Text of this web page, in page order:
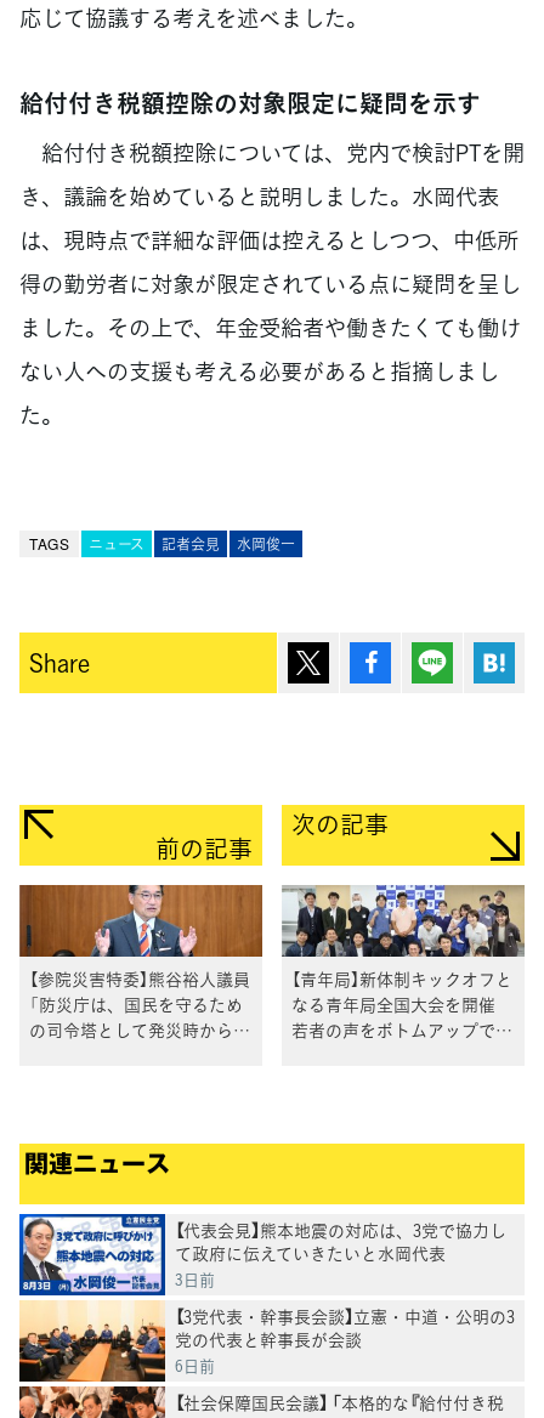
応じて協議する考えを述べました。
給付付き税額控除の対象限定に疑問を示す
給付付き税額控除については、党内で検討PTを開
き、議論を始めていると説明しました。水岡代表
は、現時点で詳細な評価は控えるとしつつ、中低所
得の勤労者に対象が限定されている点に疑問を呈し
ました。その上で、年金受給者や働きたくても働け
ない人への支援も考える必要があると指摘しまし
た。
TAGS ニュース 記者会見 水岡俊一
Share ポスト シェア Lineで送
前の記事
【参院災害特委】熊谷裕人議員
「防災庁は、国民を守るため
の司令塔として発災時から復
次の記事
【青年局】新体制キックオフと
なる青年局全国大会を開催
若者の声をボトムアップで活
関連ニュース
【代表会見】熊本地震の対応は、3党で協力し
て政府に伝えていきたいと水岡代表
3日前
【3党代表・幹事長会談】立憲・中道・公明の3
党の代表と幹事長が会談
6日前
【社会保障国民会議】 「本格的な『給付付き税